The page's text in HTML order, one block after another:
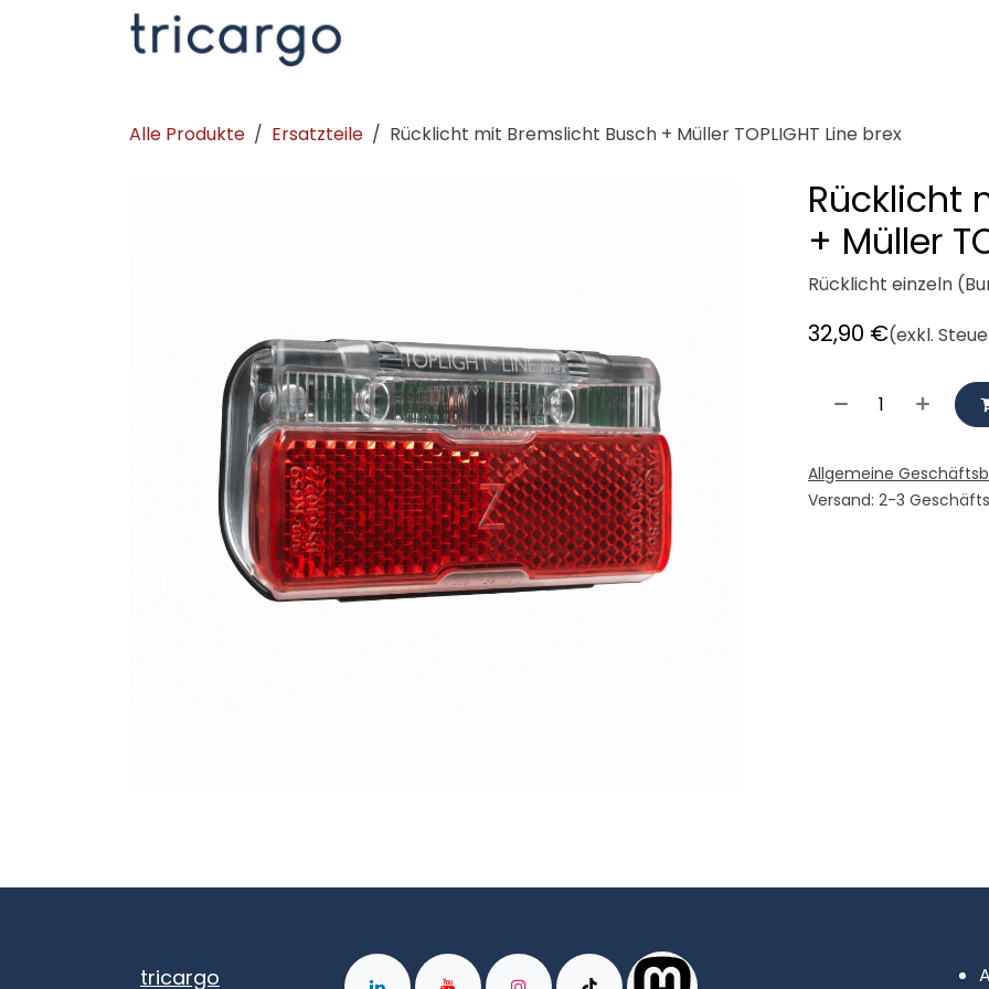
Zum Inhalt springen
Alle Produkte Ersatzteile Rücklicht mit Bremslicht Busch + Müller TOPLIGHT Line brex
Rücklicht
+ Müller
Rücklicht einzeln
32,90 €(exkl.
Allgemeine
Versand: 2-3
tricargo